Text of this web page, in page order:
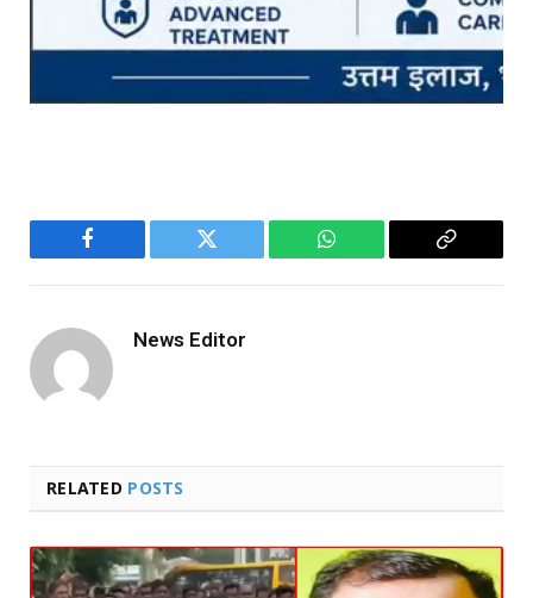
Facebook Twitter WhatsApp
Copy
News Editor
RELATED POSTS